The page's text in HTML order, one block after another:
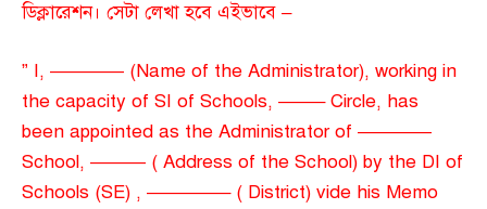
ডিক্লারেশন। সেটা লেখা হবে এইভাবে –
” I, ———— (Name of the Administrator), working in
the capacity of SI of Schools, ——– Circle, has
been appointed as the Administrator of ————
School, ——— ( Address of the School) by the DI of
Schools (SE) , ————– ( District) vide his Memo